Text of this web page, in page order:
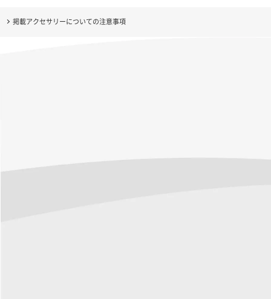
掲載アクセサリーについての注意事項